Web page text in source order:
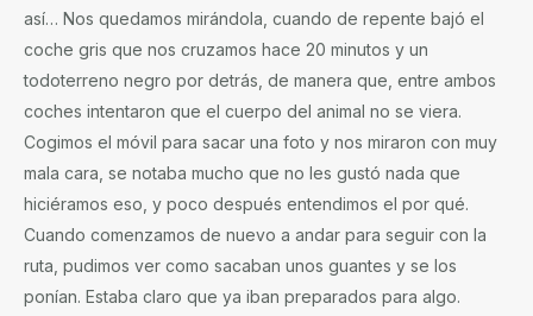
así… Nos quedamos mirándola, cuando de repente bajó el
coche gris que nos cruzamos hace 20 minutos y un
todoterreno negro por detrás, de manera que, entre ambos
coches intentaron que el cuerpo del animal no se viera.
Cogimos el móvil para sacar una foto y nos miraron con muy
mala cara, se notaba mucho que no les gustó nada que
hiciéramos eso, y poco después entendimos el por qué.
Cuando comenzamos de nuevo a andar para seguir con la
ruta, pudimos ver como sacaban unos guantes y se los
ponían. Estaba claro que ya iban preparados para algo.